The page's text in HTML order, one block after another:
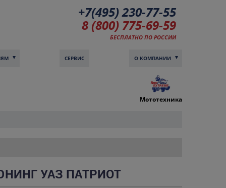
+7(495) 230-77-55
8 (800) 775-69-59
БЕСПЛАТНО ПО РОССИИ
СЕРВИС О КОМПАНИИ
Мототехника
УАЗ ПАТРИОТ